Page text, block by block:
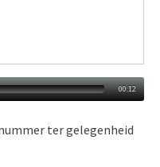
00:12
ter gelegenheid